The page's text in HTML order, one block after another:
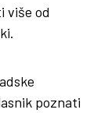
više od
poznati